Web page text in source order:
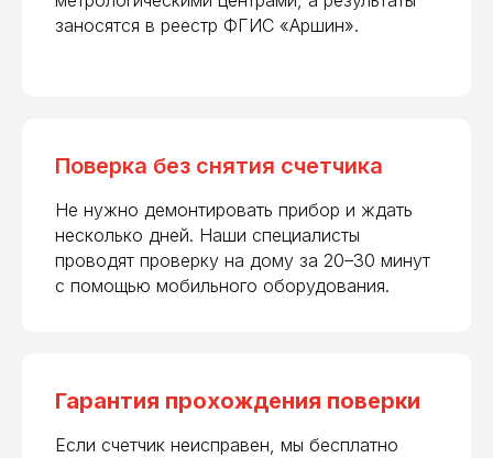
заносятся в реестр ФГИС «Аршин».
Поверка без снятия счетчика
Не нужно демонтировать прибор и ждать
несколько дней. Наши специалисты
проводят проверку на дому за 20–30 минут
с помощью мобильного оборудования.
Гарантия прохождения поверки
Если счетчик неисправен, мы бесплатно